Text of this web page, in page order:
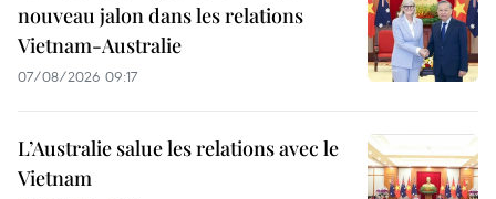
nouveau jalon dans les relations
Vietnam-Australie
07/08/2026 09:17
L’Australie salue les relations avec le
Vietnam